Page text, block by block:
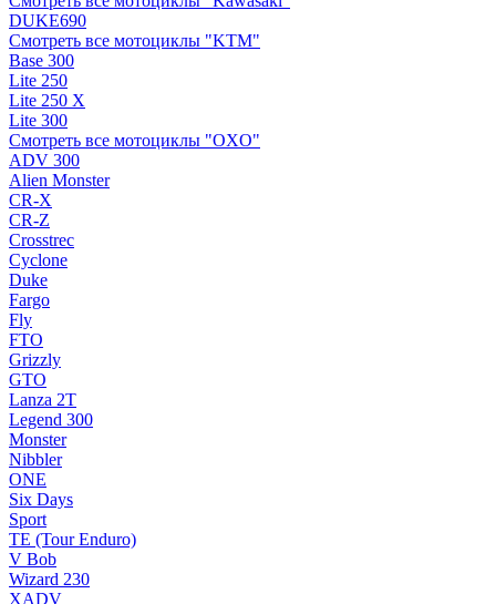
DUKE690
Смотреть все мотоциклы "KTM"
Base 300
Lite 250
Lite 250 X
Lite 300
Смотреть все мотоциклы "OXO"
ADV 300
Alien Monster
CR-X
CR-Z
Crosstrec
Cyclone
Duke
Fargo
Fly
FTO
Grizzly
GTO
Lanza 2T
Legend 300
Monster
Nibbler
ONE
Six Days
Sport
TE (Tour Enduro)
V Bob
Wizard 230
XADV